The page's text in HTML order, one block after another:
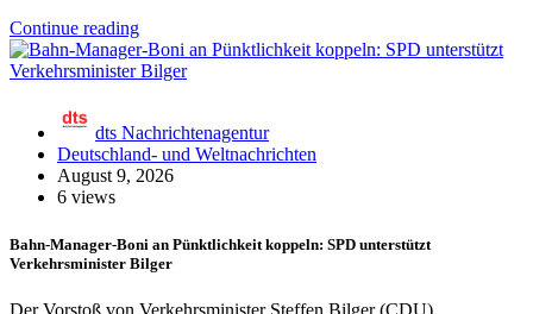
Continue reading
dts Nachrichtenagentur
Deutschland- und Weltnachrichten
August 9, 2026
6 views
Bahn-Manager-Boni an Pünktlichkeit koppeln: SPD unterstützt
Verkehrsminister Bilger
Der Vorstoß von Verkehrsminister Steffen Bilger (CDU),